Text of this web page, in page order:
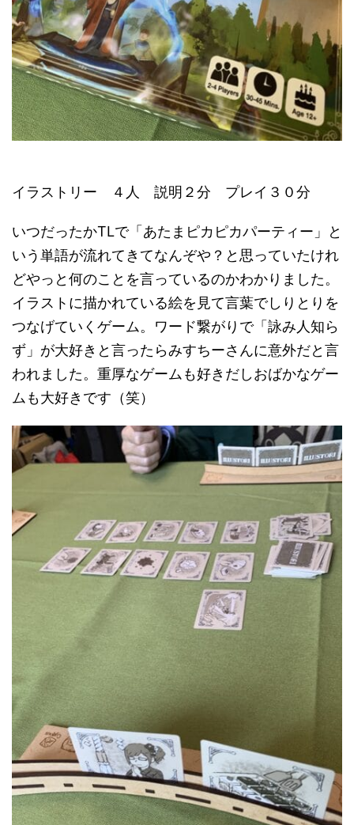
イラストリー ４人 説明２分 プレイ３０分
いつだったかTLで「あたまピカピカパーティー」と
いう単語が流れてきてなんぞや？と思っていたけれ
どやっと何のことを言っているのかわかりました。
イラストに描かれている絵を見て言葉でしりとりを
つなげていくゲーム。ワード繋がりで「詠み人知ら
ず」が大好きと言ったらみすちーさんに意外だと言
われました。重厚なゲームも好きだしおばかなゲー
ムも大好きです（笑）